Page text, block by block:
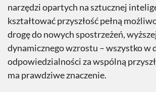
narzędzi opartych na sztucznej
kształtować przyszłość pełną
drogę do nowych spostrzeżeń,
dynamicznego wzrostu – wszystko w
odpowiedzialności za wspólną
ma prawdziwe znaczenie.